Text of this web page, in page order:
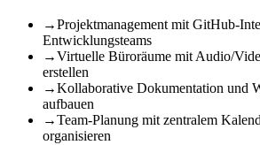
→Projektmanagement mit GitHub-
Entwicklungsteams
→Virtuelle Büroräume mit Audio/
erstellen
→Kollaborative Dokumentation und
aufbauen
→Team-Planung mit zentralem
organisieren